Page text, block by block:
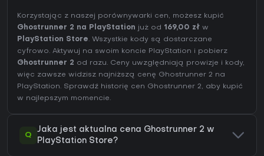
Korzystając z naszej porównywarki cen, możesz kupić
Ghostrunner 2 na PlayStation już od 169,00 zł w
PlayStation Store. Wszystkie kody są dostarczane
cyfrowo. Aktywuj na swoim koncie PlayStation i pobierz
Ghostrunner 2 od razu. Ceny uwzględniają prowizje i kody,
więc zawsze widzisz najniższą cenę Ghostrunner 2 na
PlayStation. Sprawdź historię cen Ghostrunner 2, aby kupić
w najlepszym momencie.
Q
Jaka jest aktualna cena Ghostrunner 2 w
PlayStation Store?